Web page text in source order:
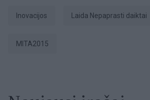
inovacijos laida Nepaprasti daiktai
MITA2015